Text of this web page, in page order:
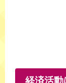
経済活